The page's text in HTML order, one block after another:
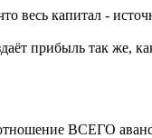
весь капитал -
прибыль так же,
ВСЕГО